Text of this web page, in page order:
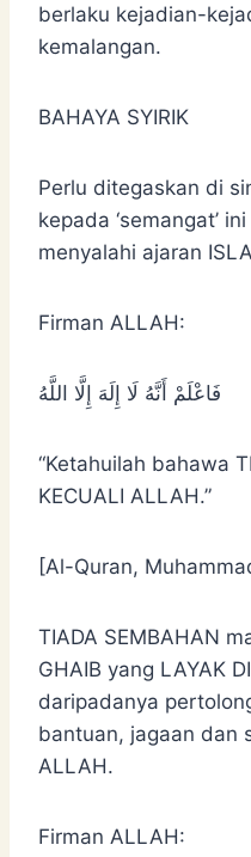
berlaku kejadian-
kemalangan.
BAHAYA SYIRIK
Perlu ditegaskan di
kepada ‘semangat’
menyalahi ajaran
Firman ALLAH:
فَاعْلَمْ أَنَّهُ لَا إِلَهَ إِلَّا اللَّهُ
“Ketahuilah bahawa
KECUALI ALLAH.”
[Al-Quran,
TIADA SEMBAHAN
GHAIB yang LAYAK
daripadanya
bantuan, jagaan dan
ALLAH.
Firman ALLAH: